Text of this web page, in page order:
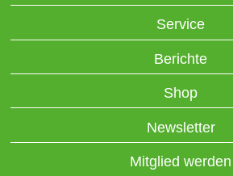
Service
Berichte
Shop
Newsletter
Mitglied werden